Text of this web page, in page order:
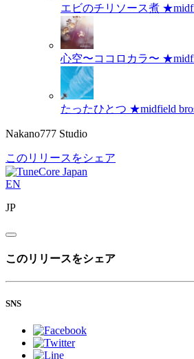
エビのチリソース煮
心空〜ココロカラ〜
たったひとつ ★midfield
Nakano777 Studio
このリリースをシェア
EN
JP
このリリースをシェア
SNS